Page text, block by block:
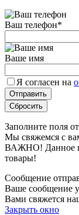
Ваш телефон*
Ваше имя
Я согласен на
Заполните поля
Мы свяжемся с
ВАЖНО! Данное
товары!
Сообщение
Ваше сообщение
Вами свяжется
Закрыть окно